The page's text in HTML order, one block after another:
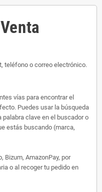
teléfono o correo electrónico.
vías para encontrar el
Puedes usar la búsqueda
clave en el buscador o
estás buscando (marca,
Bizum, AmazonPay, por
o al recoger tu pedido en